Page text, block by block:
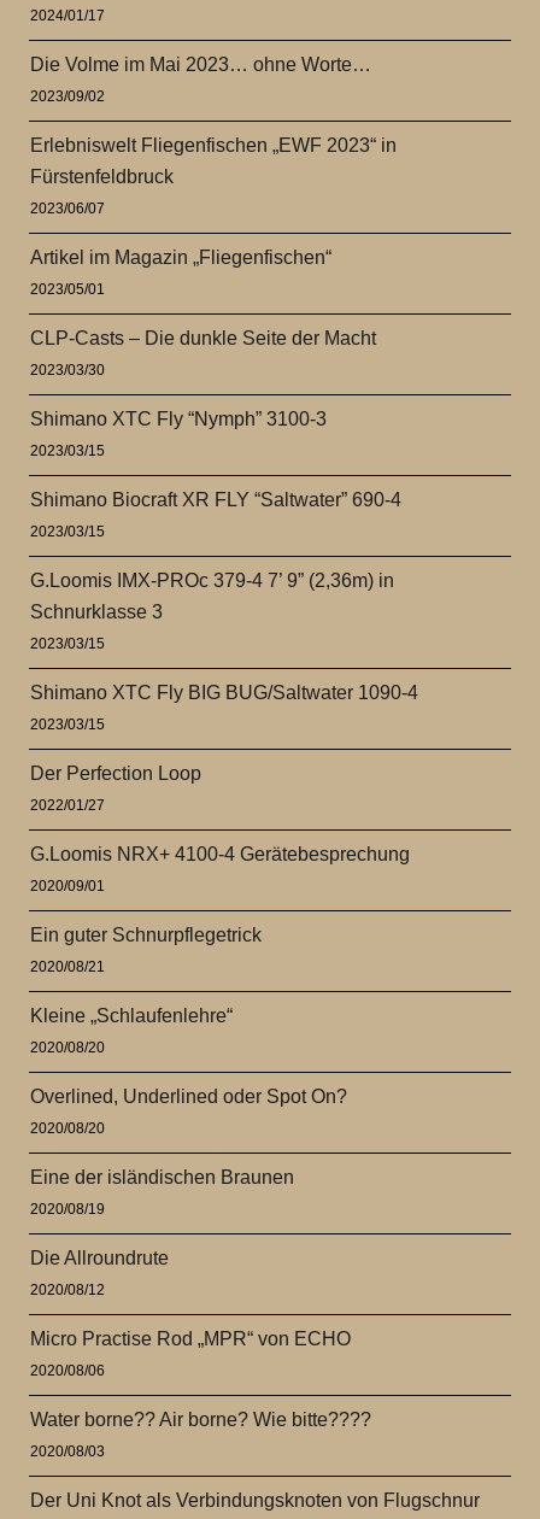
2024/01/17
Die Volme im Mai 2023… ohne Worte…
2023/09/02
Erlebniswelt Fliegenfischen „EWF 2023“ in
Fürstenfeldbruck
2023/06/07
Artikel im Magazin „Fliegenfischen“
2023/05/01
CLP-Casts – Die dunkle Seite der Macht
2023/03/30
Shimano XTC Fly “Nymph” 3100-3
2023/03/15
Shimano Biocraft XR FLY “Saltwater” 690-4
2023/03/15
G.Loomis IMX-PROc 379-4 7’ 9” (2,36m) in
Schnurklasse 3
2023/03/15
Shimano XTC Fly BIG BUG/Saltwater 1090-4
2023/03/15
Der Perfection Loop
2022/01/27
G.Loomis NRX+ 4100-4 Gerätebesprechung
2020/09/01
Ein guter Schnurpflegetrick
2020/08/21
Kleine „Schlaufenlehre“
2020/08/20
Overlined, Underlined oder Spot On?
2020/08/20
Eine der isländischen Braunen
2020/08/19
Die Allroundrute
2020/08/12
Micro Practise Rod „MPR“ von ECHO
2020/08/06
Water borne?? Air borne? Wie bitte????
2020/08/03
Der Uni Knot als Verbindungsknoten von Flugschnur